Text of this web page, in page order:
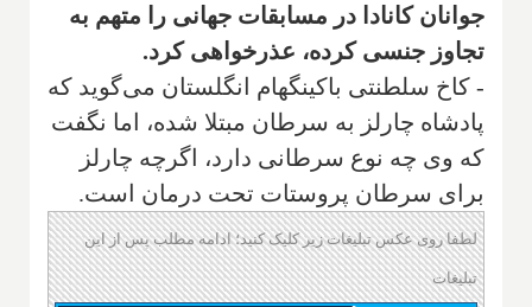
جوانان کانادا در مسابقات جهانی را متهم به
تجاوز جنسی کرده، عذرخواهی کرد.
- کاخ سلطنتی باکینگهام انگلستان می‌گوید که
پادشاه چارلز به سرطان مبتلا شده، اما نگفت
که وی چه نوع سرطانی دارد، اگرچه چارلز
برای سرطان پروستات تحت درمان است.
لطفا روی عکس تبلیغات زیر کلیک کنید؛ ادامه مطلب پس از این
تبلیغات